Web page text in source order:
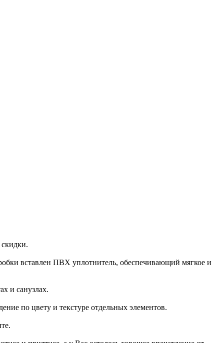
вставлен ПВХ уплотнитель, обеспечивающий мягкое и
и санузлах.
по цвету и текстуре отдельных элементов.